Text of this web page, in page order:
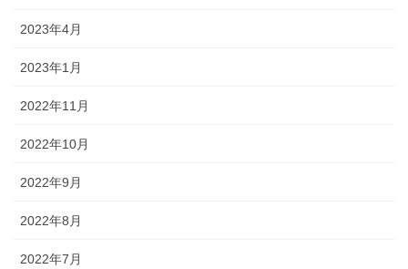
2023年4月
2023年1月
2022年11月
2022年10月
2022年9月
2022年8月
2022年7月